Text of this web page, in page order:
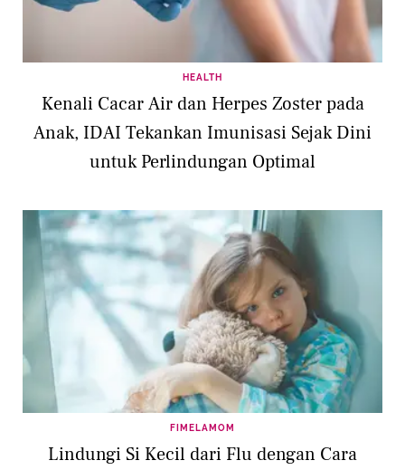
HEALTH
Kenali Cacar Air dan Herpes Zoster pada
Anak, IDAI Tekankan Imunisasi Sejak Dini
untuk Perlindungan Optimal
FIMELAMOM
Lindungi Si Kecil dari Flu dengan Cara